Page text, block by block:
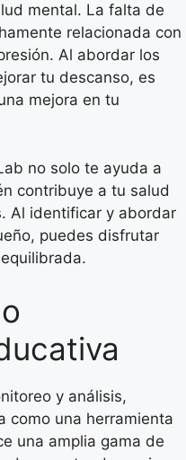
mental. La falta de
relacionada con
Al abordar los
tu descanso, es
mejora en tu
no solo te ayuda a
contribuye a tu salud
Al identificar y abordar
puedes disfrutar
y análisis,
como una herramienta
una amplia gama de